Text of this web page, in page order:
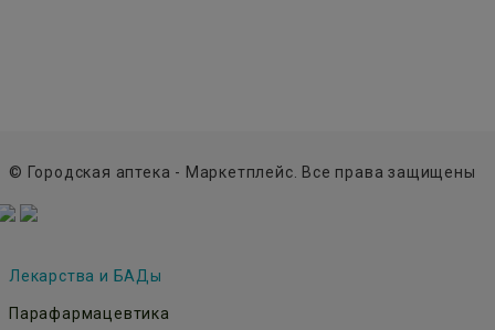
© Городская аптека - Маркетплейс. Все права защищены
Лекарства и БАДы
Парафармацевтика